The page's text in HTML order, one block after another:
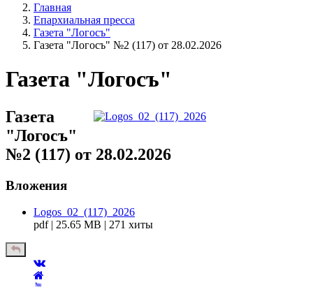
Главная
Епархиальная пресса
Газета "Логосъ"
Газета "Логосъ" №2 (117) от 28.02.2026
Газета "Логосъ"
Газета
"Логосъ"
№2 (117) от 28.02.2026
Вложения
Logos_02_(117)_2026
pdf | 25.65 MB | 271 хиты